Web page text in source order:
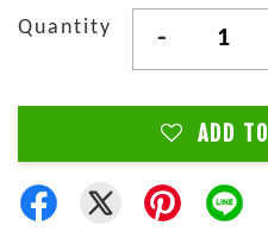
Quantity -
ADD